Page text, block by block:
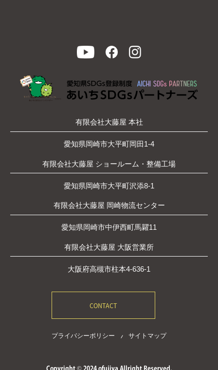
有限会社大藤屋 本社
愛知県岡崎市大平町岡田1-4
有限会社大藤屋 ショールーム・整備工場
愛知県岡崎市大平町沢添8-1
有限会社大藤屋 岡崎物流センター
愛知県岡崎市中伊西町馬糶11
有限会社大藤屋 大阪営業所
大阪府高槻市柱本4-636-1
CONTACT
プライバシーポリシー サイトマップ
Copyright © 2024 ofujiya Allright Reserved.